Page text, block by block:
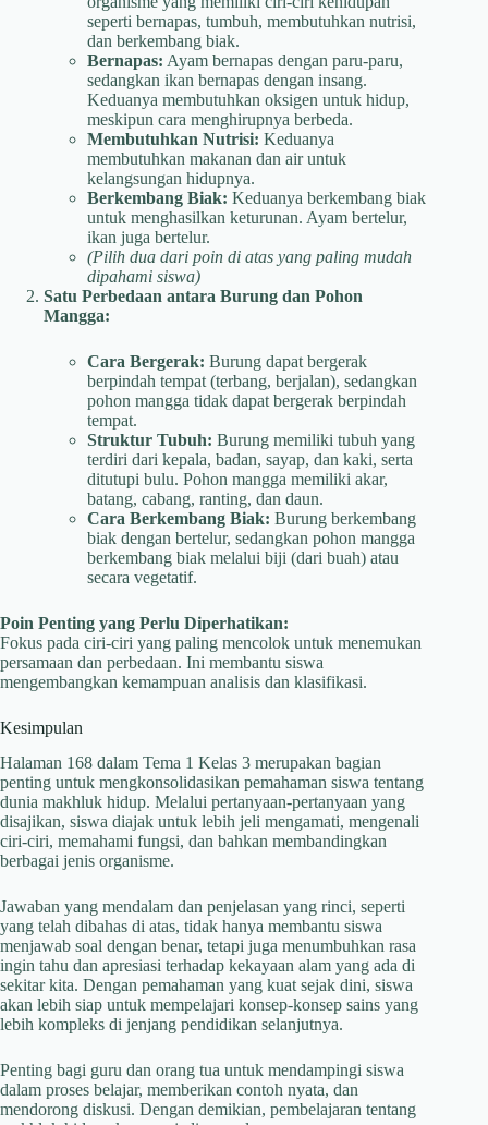
seperti bernapas, tumbuh, membutuhkan nutrisi,
dan berkembang biak.
Bernapas: Ayam bernapas dengan paru-paru,
sedangkan ikan bernapas dengan insang.
Keduanya membutuhkan oksigen untuk hidup,
meskipun cara menghirupnya berbeda.
Membutuhkan Nutrisi: Keduanya
membutuhkan makanan dan air untuk
kelangsungan hidupnya.
Berkembang Biak: Keduanya berkembang biak
untuk menghasilkan keturunan. Ayam bertelur,
ikan juga bertelur.
(Pilih dua dari poin di atas yang paling mudah
dipahami siswa)
Satu Perbedaan antara Burung dan Pohon
Mangga:
Cara Bergerak: Burung dapat bergerak
berpindah tempat (terbang, berjalan), sedangkan
pohon mangga tidak dapat bergerak berpindah
tempat.
Struktur Tubuh: Burung memiliki tubuh yang
terdiri dari kepala, badan, sayap, dan kaki, serta
ditutupi bulu. Pohon mangga memiliki akar,
batang, cabang, ranting, dan daun.
Cara Berkembang Biak: Burung berkembang
biak dengan bertelur, sedangkan pohon mangga
berkembang biak melalui biji (dari buah) atau
secara vegetatif.
Poin Penting yang Perlu Diperhatikan:
Fokus pada ciri-ciri yang paling mencolok untuk menemukan
persamaan dan perbedaan. Ini membantu siswa
mengembangkan kemampuan analisis dan klasifikasi.
Kesimpulan
Halaman 168 dalam Tema 1 Kelas 3 merupakan bagian
penting untuk mengkonsolidasikan pemahaman siswa tentang
dunia makhluk hidup. Melalui pertanyaan-pertanyaan yang
disajikan, siswa diajak untuk lebih jeli mengamati, mengenali
ciri-ciri, memahami fungsi, dan bahkan membandingkan
berbagai jenis organisme.
Jawaban yang mendalam dan penjelasan yang rinci, seperti
yang telah dibahas di atas, tidak hanya membantu siswa
menjawab soal dengan benar, tetapi juga menumbuhkan rasa
ingin tahu dan apresiasi terhadap kekayaan alam yang ada di
sekitar kita. Dengan pemahaman yang kuat sejak dini, siswa
akan lebih siap untuk mempelajari konsep-konsep sains yang
lebih kompleks di jenjang pendidikan selanjutnya.
Penting bagi guru dan orang tua untuk mendampingi siswa
dalam proses belajar, memberikan contoh nyata, dan
mendorong diskusi. Dengan demikian, pembelajaran tentang